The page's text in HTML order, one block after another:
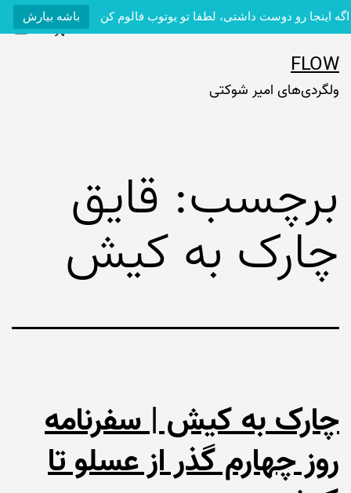
اگه اینجا رو دوست داشتی، لطفا تو یوتوب فالوم کن باشه بیارش
محتوا
FLOW
ولگردی‌های امیر شوکتی
فهرست
برچسب: قایق
چارک به کیش
چارک به کیش | سفرنامه
روز چهارم گذر از عسلو تا